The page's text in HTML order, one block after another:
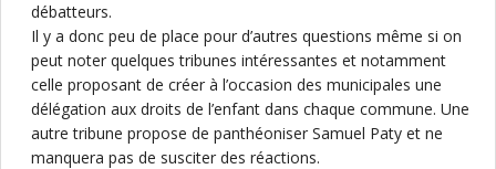
débatteurs.
Il y a donc peu de place pour d’autres questions même si on
peut noter quelques tribunes intéressantes et notamment
celle proposant de créer à l’occasion des municipales une
délégation aux droits de l’enfant dans chaque commune. Une
autre tribune propose de panthéoniser Samuel Paty et ne
manquera pas de susciter des réactions.